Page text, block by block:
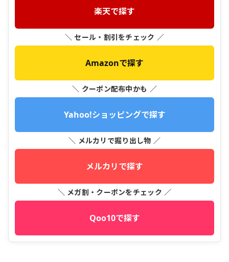
楽天で探す
＼ セール・割引をチェック ／
Amazonで探す
＼ クーポン配布中かも ／
Yahoo!ショッピングで探す
＼ メルカリで掘り出し物 ／
メルカリで探す
＼ メガ割・クーポンをチェック ／
Qoo10で探す